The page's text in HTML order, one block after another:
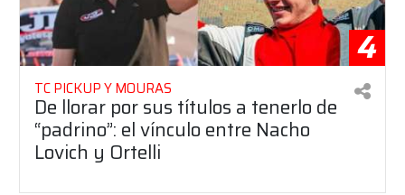
4
TC PICKUP Y MOURAS
De llorar por sus títulos a tenerlo de
“padrino”: el vínculo entre Nacho
Lovich y Ortelli